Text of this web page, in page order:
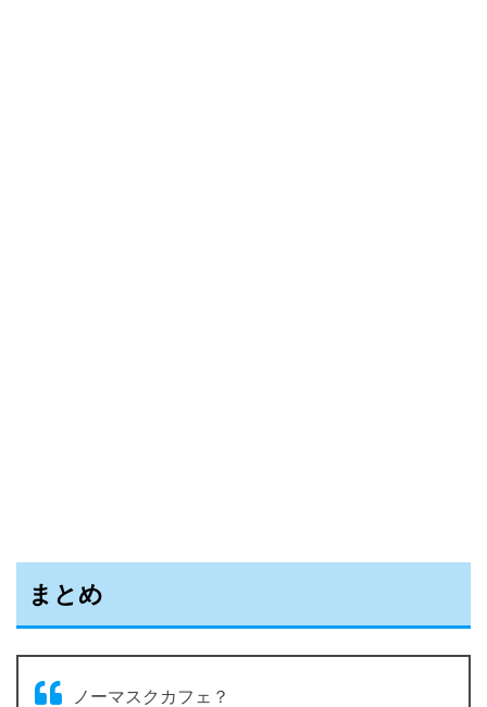
まとめ
ノーマスクカフェ？